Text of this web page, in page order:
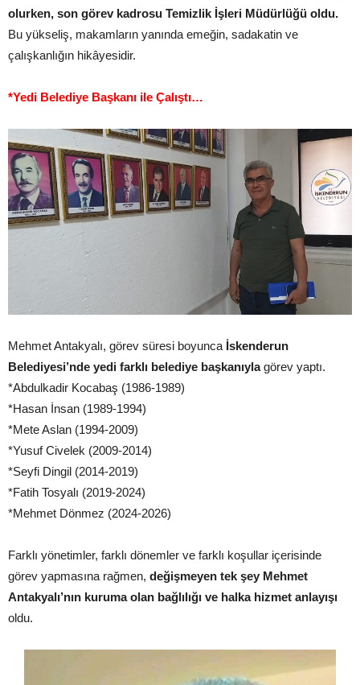
olurken, son görev kadrosu Temizlik İşleri Müdürlüğü oldu.
Bu yükseliş, makamların yanında emeğin, sadakatin ve
çalışkanlığın hikâyesidir.
*Yedi Belediye Başkanı ile Çalıştı…
Mehmet Antakyalı, görev süresi boyunca İskenderun
Belediyesi’nde yedi farklı belediye başkanıylagörev yaptı.
*Abdulkadir Kocabaş (1986-1989)
*Hasan İnsan (1989-1994)
*Mete Aslan (1994-2009)
*Yusuf Civelek (2009-2014)
*Seyfi Dingil (2014-2019)
*Fatih Tosyalı (2019-2024)
*Mehmet Dönmez (2024-2026)
Farklı yönetimler, farklı dönemler ve farklı koşullar içerisinde
görev yapmasına rağmen, değişmeyen tek şey Mehmet
Antakyalı’nın kuruma olan bağlılığı ve halka hizmet anlayışı
oldu.